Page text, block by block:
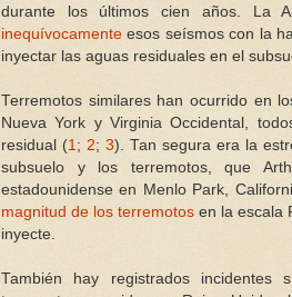
durante los últimos cien años. La
inequívocamente esos seísmos con la
inyectar las aguas residuales en el
Terremotos similares han ocurrido en
Nueva York y Virginia Occidental,
residual (1; 2; 3). Tan segura era la
subsuelo y los terremotos, que
estadounidense en Menlo Park,
magnitud de los terremotos en la escala
inyecte.
También hay registrados